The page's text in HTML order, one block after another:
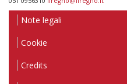
Note legali
Cookie
Credits